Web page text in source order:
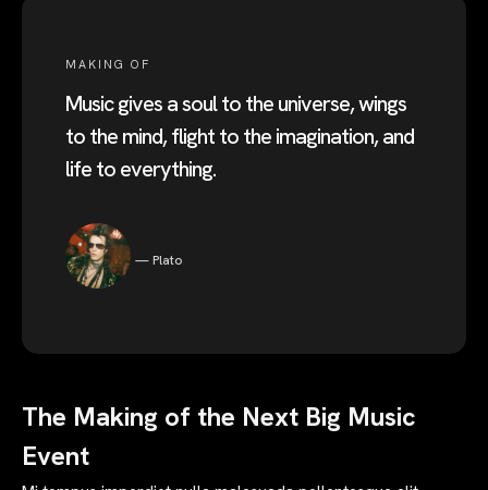
MAKING OF
Music gives a soul to the universe, wings
to the mind, flight to the imagination, and
life to everything.
Plato
The Making of the Next Big Music
Event